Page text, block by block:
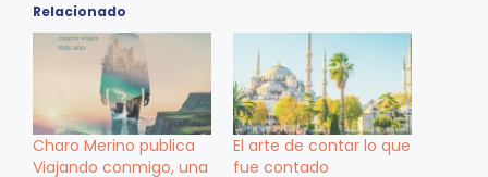
Relacionado
Charo Merino publica
Viajando conmigo, una
El arte de contar lo que
fue contado